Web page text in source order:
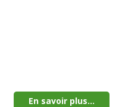
En savoir plus...